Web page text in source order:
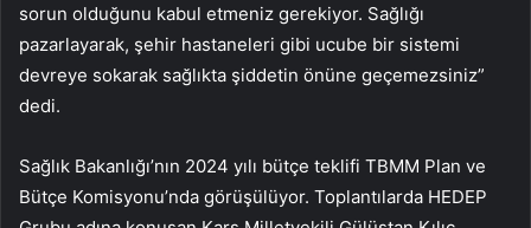
sorun olduğunu kabul etmeniz gerekiyor. Sağlığı
pazarlayarak, şehir hastaneleri gibi ucube bir sistemi
devreye sokarak sağlıkta şiddetin önüne geçemezsiniz”
dedi.
Sağlık Bakanlığı’nın 2024 yılı bütçe teklifi TBMM Plan ve
Bütçe Komisyonu’nda görüşülüyor. Toplantılarda HEDEP